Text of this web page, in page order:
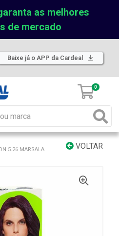
as melhores
de mercado
Baixe já o APP da Cardeal
0
VOLTAR
5.26 MARSALA